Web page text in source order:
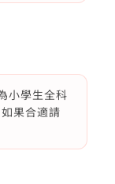
小學生全科
果合適請